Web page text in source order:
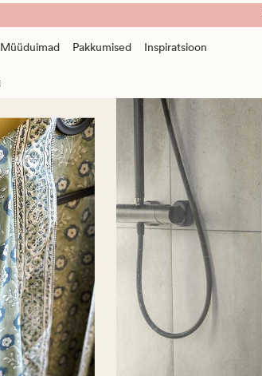
Müüduimad Pakkumised Inspiratsioon